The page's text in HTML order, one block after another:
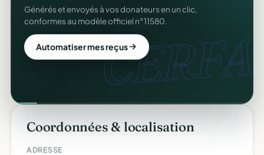
CERFA.
Générés et envoyés à vos donateurs en un clic,
conformes au modèle officiel n°11580.
Automatiser mes reçus
Coordonnées & localisation
ADRESSE